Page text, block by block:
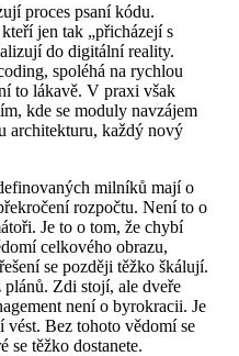
proces psaní kódu.
jen tak „přicházejí s
do digitální reality.
spoléhá na rychlou
to lákavě. V praxi však
kde se moduly navzájem
architekturu, každý nový
milníků mají o
rozpočtu. Není to o
Je to o tom, že chybí
celkového obrazu,
se později těžko škálují.
plánů. Zdi stojí, ale dveře
není o byrokracii. Je
Bez tohoto vědomí se
se těžko dostanete.